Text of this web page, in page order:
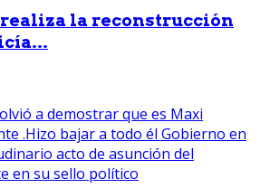
realiza la reconstrucción